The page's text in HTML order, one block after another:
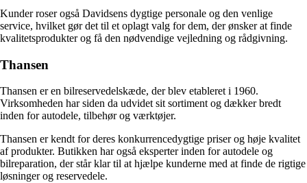
Kunder roser også Davidsens dygtige personale og den venlige
service, hvilket gør det til et oplagt valg for dem, der ønsker at finde
kvalitetsprodukter og få den nødvendige vejledning og rådgivning.
Thansen
Thansen er en bilreservedelskæde, der blev etableret i 1960.
Virksomheden har siden da udvidet sit sortiment og dækker bredt
inden for autodele, tilbehør og værktøjer.
Thansen er kendt for deres konkurrencedygtige priser og høje kvalitet
af produkter. Butikken har også eksperter inden for autodele og
bilreparation, der står klar til at hjælpe kunderne med at finde de rigtige
løsninger og reservedele.